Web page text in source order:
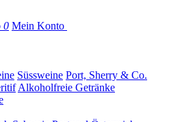
0 Mein Konto
Süssweine Port, Sherry & Co.
Alkoholfreie Getränke